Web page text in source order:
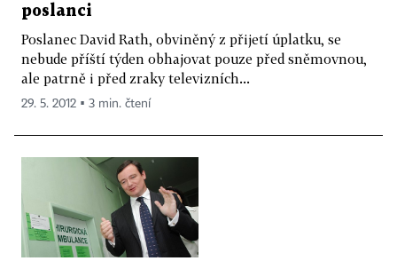
poslanci
Poslanec David Rath, obviněný z přijetí úplatku, se
nebude příští týden obhajovat pouze před sněmovnou,
ale patrně i před zraky televizních...
29. 5. 2012 ▪ 3 min. čtení